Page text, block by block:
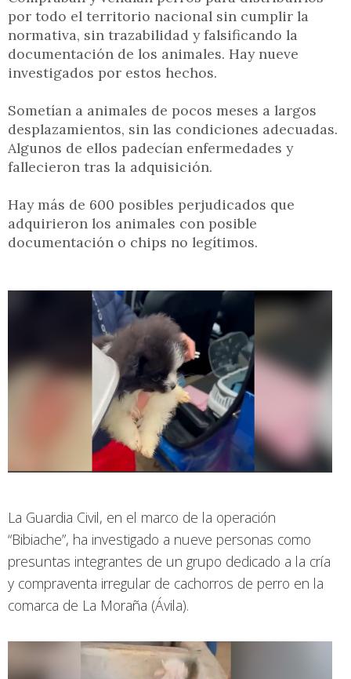
por todo el territorio nacional sin cumplir la
normativa, sin trazabilidad y falsificando la
documentación de los animales. Hay nueve
investigados por estos hechos.
Sometían a animales de pocos meses a largos
desplazamientos, sin las condiciones adecuadas.
Algunos de ellos padecían enfermedades y
fallecieron tras la adquisición.
Hay más de 600 posibles perjudicados que
adquirieron los animales con posible
documentación o chips no legítimos.
La Guardia Civil, en el marco de la operación
“Bibiache”, ha investigado a nueve personas como
presuntas integrantes de un grupo dedicado a la cría
y compraventa irregular de cachorros de perro en la
comarca de La Moraña (Ávila).